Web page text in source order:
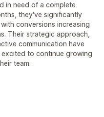
in need of a complete
they've significantly
conversions increasing
Their strategic approach,
communication have
excited to continue growing
team.